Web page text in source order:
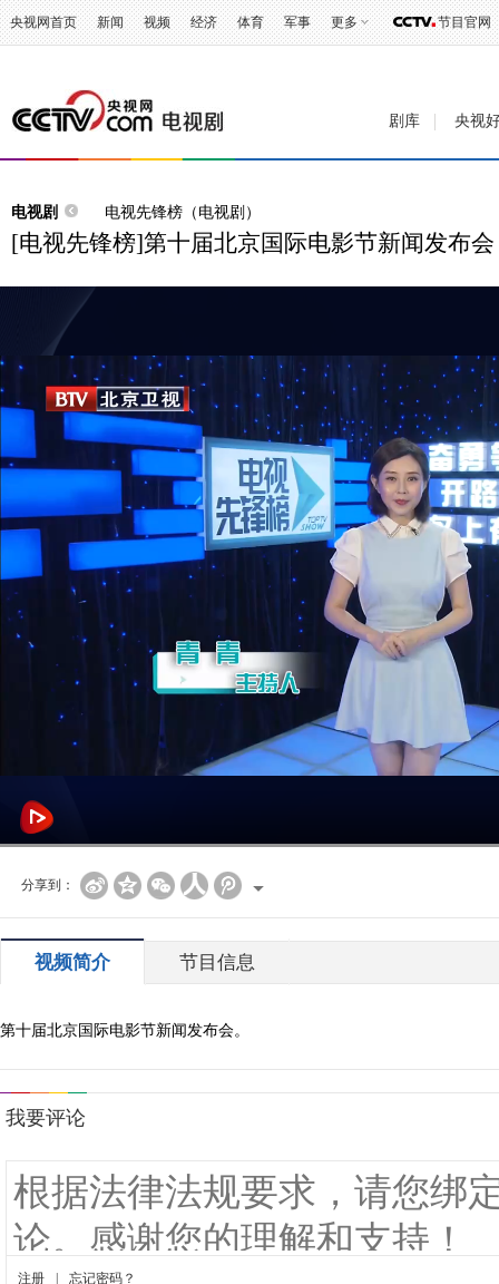
央视网首页 新闻 视频 经济 体育 军事 更多 节目官网
剧库 央视
电视剧 电视先锋榜（电视剧）
[电视先锋榜]第十届北京国际电影节新闻发布会
分享到：
视频简介 节目信息
第十届北京国际电影节新闻发布会。